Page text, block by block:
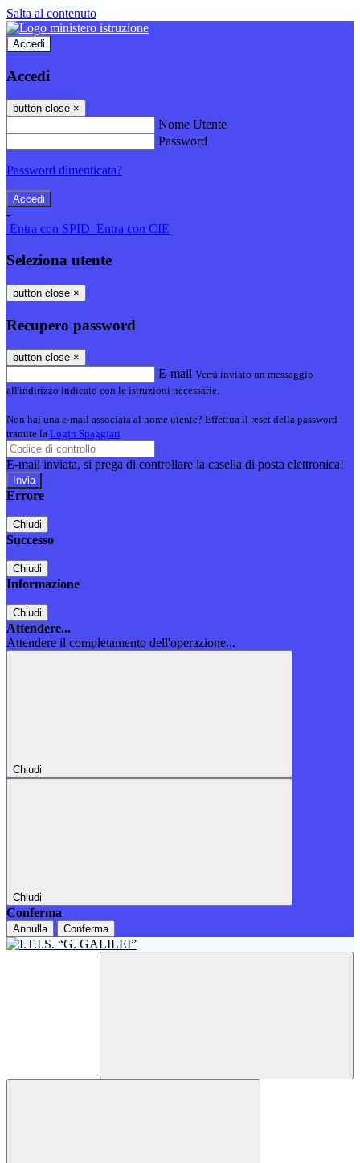
Salta al contenuto
Accedi
Accedi
button close ×
Nome Utente
Password
Password dimenticata?
-
Entra con SPID Entra con CIE
Seleziona utente
button close ×
Recupero password
button close ×
E-mail Verrà inviato un messaggio
all'indirizzo indicato con le istruzioni necessarie.
Non hai una e-mail associata al nome utente? Effettua il reset della password
tramite la Login Spaggiari
E-mail inviata, si prega di controllare la casella di posta elettronica!
Errore
Chiudi
Successo
Chiudi
Informazione
Chiudi
Attendere...
Attendere il completamento dell'operazione...
Chiudi
Chiudi
Conferma
Annulla Conferma